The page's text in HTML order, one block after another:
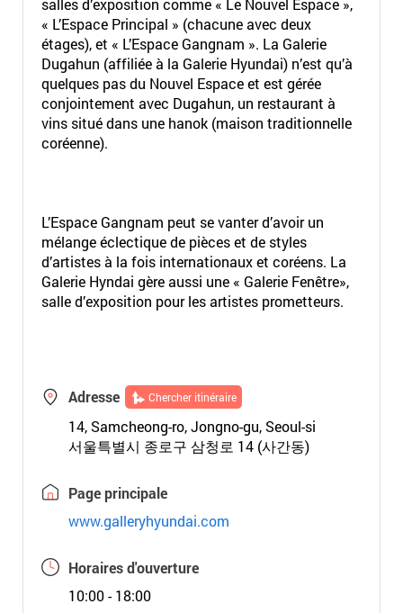
salles d’exposition comme « Le Nouvel Espace »,
« L’Espace Principal » (chacune avec deux
étages), et « L’Espace Gangnam ». La Galerie
Dugahun (affiliée à la Galerie Hyundai) n’est qu’à
quelques pas du Nouvel Espace et est gérée
conjointement avec Dugahun, un restaurant à
vins situé dans une hanok (maison traditionnelle
coréenne).
L’Espace Gangnam peut se vanter d’avoir un
mélange éclectique de pièces et de styles
d’artistes à la fois internationaux et coréens. La
Galerie Hyndai gère aussi une « Galerie Fenêtre»,
salle d’exposition pour les artistes prometteurs.
Adresse Chercher itinéraire
14, Samcheong-ro, Jongno-gu, Seoul-si
서울특별시 종로구 삼청로 14 (사간동)
Page principale
www.galleryhyundai.com
Horaires d'ouverture
10:00 - 18:00